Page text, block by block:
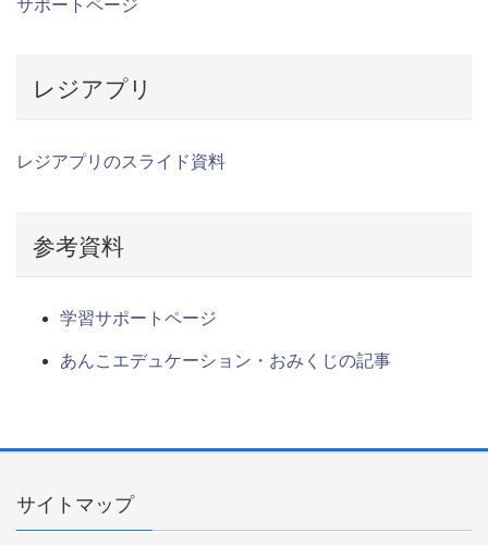
サポートページ
レジアプリ
レジアプリのスライド資料
参考資料
学習サポートページ
あんこエデュケーション・おみくじの記事
サイトマップ